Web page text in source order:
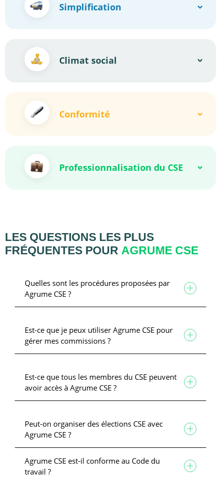
Simplification
Climat social
Conformité
Professionnalisation du CSE
LES QUESTIONS LES PLUS
FRÉQUENTES POUR AGRUME CSE
Quelles sont les procédures proposées par
Agrume CSE ?
Est-ce que je peux utiliser Agrume CSE pour
gérer mes commissions ?
Est-ce que tous les membres du CSE peuvent
avoir accès à Agrume CSE ?
Peut-on organiser des élections CSE avec
Agrume CSE ?
Agrume CSE est-il conforme au Code du
travail ?